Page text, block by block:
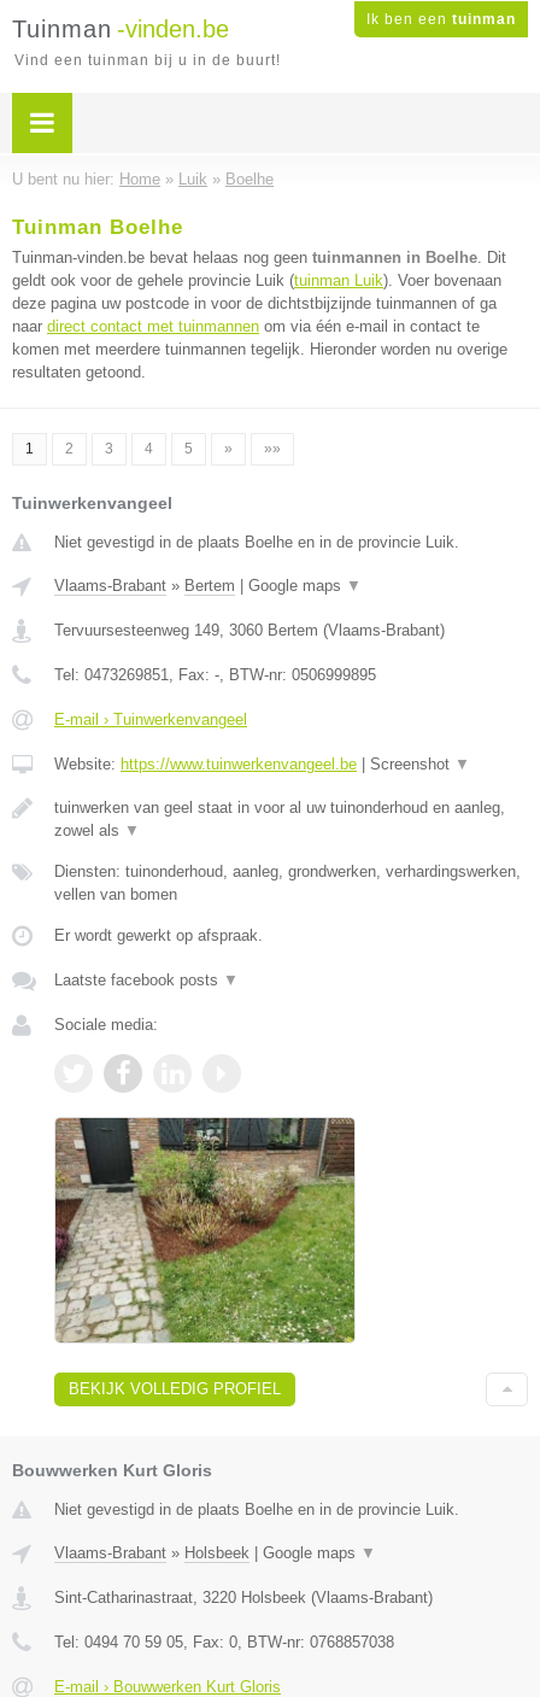
Ik ben een tuinman
Tuinman -vinden.be
Vind een tuinman bij u in de buurt!
U bent nu hier: Home » Luik » Boelhe
Tuinman Boelhe
Tuinman-vinden.be bevat helaas nog geen tuinmannen in Boelhe. Dit
geldt ook voor de gehele provincie Luik (tuinman Luik). Voer bovenaan
deze pagina uw postcode in voor de dichtstbijzijnde tuinmannen of ga
naar direct contact met tuinmannen om via één e-mail in contact te
komen met meerdere tuinmannen tegelijk. Hieronder worden nu overige
resultaten getoond.
1 2 3 4 5 » »»
Tuinwerkenvangeel
Niet gevestigd in de plaats Boelhe en in de provincie Luik.
Vlaams-Brabant » Bertem Google maps ▼
Tervuursesteenweg 149, 3060 Bertem (Vlaams-Brabant)
Tel: 0473269851, Fax: -, BTW-nr: 0506999895
E-mail › Tuinwerkenvangeel
Website: https://www.tuinwerkenvangeel.be Screenshot ▼
tuinwerken van geel staat in voor al uw tuinonderhoud en aanleg,
zowel als ▼
Diensten: tuinonderhoud, aanleg, grondwerken, verhardingswerken,
vellen van bomen
Er wordt gewerkt op afspraak.
Laatste facebook posts ▼
Sociale media:
BEKIJK VOLLEDIG PROFIEL
Bouwwerken Kurt Gloris
Niet gevestigd in de plaats Boelhe en in de provincie Luik.
Vlaams-Brabant » Holsbeek | Google maps ▼
Sint-Catharinastraat 3220 Holsbeek (Vlaams-Brabant)
Tel: 0494 70 59 05 , Fax: 0 , BTW-nr: 0768857038
E-mail › Bouwwerken Kurt Gloris